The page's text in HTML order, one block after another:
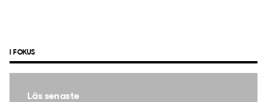
I FOKUS
Läs senaste